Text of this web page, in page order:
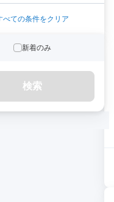
べての条件をクリア
新着のみ
検索